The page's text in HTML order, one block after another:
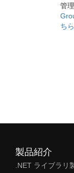
管
ちら
製品紹介
.NET ライブラリ